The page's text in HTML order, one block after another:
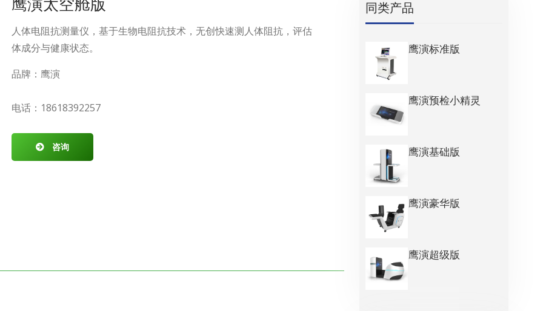
鹰演太空舱版
人体电阻抗测量仪，基于生物电阻抗技术，无创快速测人体阻抗，评估
体成分与健康状态。
品牌：鹰演
电话：18618392257
咨询
同类产品
鹰演标准版
鹰演预检小精灵
鹰演基础版
鹰演豪华版
鹰演超级版